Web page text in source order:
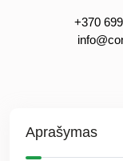
+370
Aprašymas